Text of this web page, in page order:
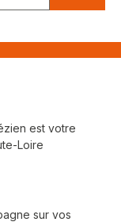
est votre
Loire
sur vos